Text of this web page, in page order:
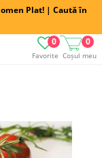
Plat! | Caută în
Favorite
0
Coșul meu
0